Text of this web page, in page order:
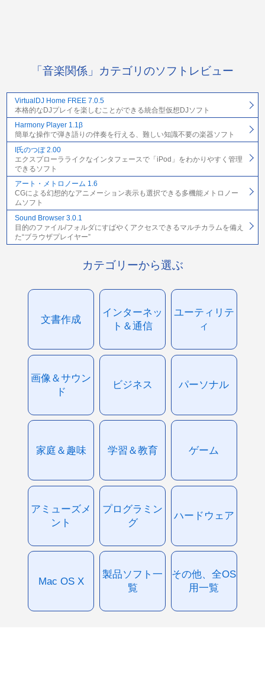
「音楽関係」カテゴリのソフトレビュー
VirtualDJ Home FREE 7.0.5
本格的なDJプレイを楽しむことができる統合型仮想DJソフト
Harmony Player 1.1β
簡単な操作で弾き語りの伴奏を行える、難しい知識不要の楽器ソフト
I氏のつぼ 2.00
エクスプローラライクなインタフェースで「iPod」をわかりやすく管理
できるソフト
アート・メトロノーム 1.6
CGによる幻想的なアニメーション表示も選択できる多機能メトロノー
ムソフト
Sound Browser 3.0.1
目的のファイル/フォルダにすばやくアクセスできるマルチカラムを備え
た“ブラウザプレイヤー”
カテゴリーから選ぶ
文書作成
インターネッ
ト＆通信
ユーティリテ
ィ
画像＆サウン
ド
ビジネス パーソナル
家庭＆趣味 学習＆教育 ゲーム
アミューズメ
ント
プログラミン
グ
ハードウェア
Mac OS X
製品ソフト一
覧
その他、全OS
用一覧